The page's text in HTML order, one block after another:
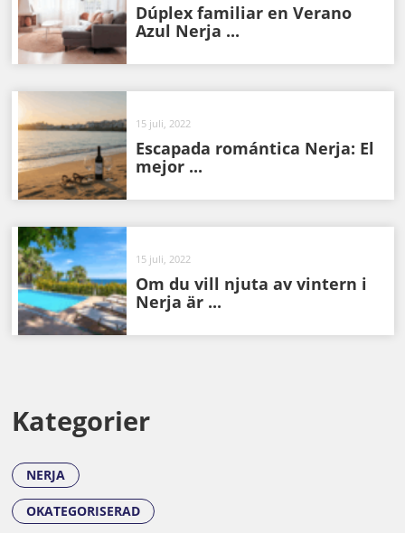
Dúplex familiar en Verano
Azul Nerja ...
15 juli, 2022
Escapada romántica Nerja: El
mejor ...
15 juli, 2022
Om du vill njuta av vintern i
Nerja är ...
Kategorier
NERJA
OKATEGORISERAD